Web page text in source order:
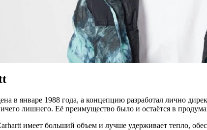
в январе 1988 года, а концепцию разработал лично
лишнего. Её преимущество было и остаётся в
имеет больший объем и лучше удерживает тепло,